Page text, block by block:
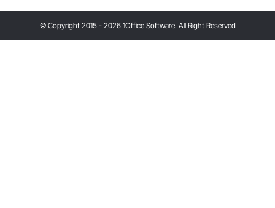
© Copyright 2015 - 2026 1Office Software. All Right Reserved